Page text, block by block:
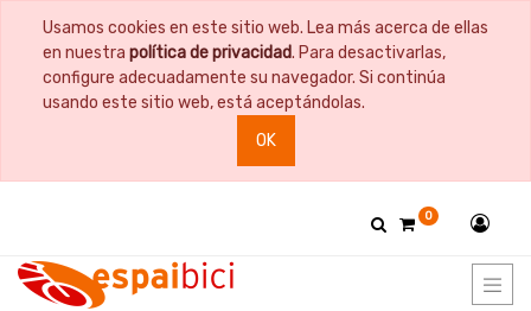
Usamos cookies en este sitio web. Lea más acerca de ellas
en nuestra política de privacidad. Para desactivarlas,
configure adecuadamente su navegador. Si continúa
usando este sitio web, está aceptándolas.
OK
0